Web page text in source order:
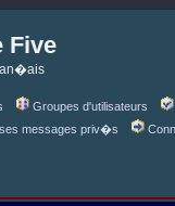
Five
Groupes d'utilisateurs
messages priv�s